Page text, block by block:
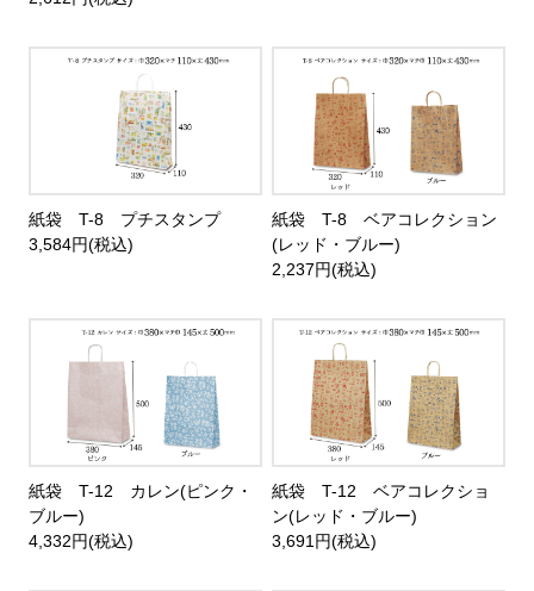
紙袋 T-8 プチスタンプ
3,584円(税込)
紙袋 T-8 ベアコレクション
(レッド・ブルー)
2,237円(税込)
紙袋 T-12 カレン(ピンク・
ブルー)
4,332円(税込)
紙袋 T-12 ベアコレクショ
ン(レッド・ブルー)
3,691円(税込)